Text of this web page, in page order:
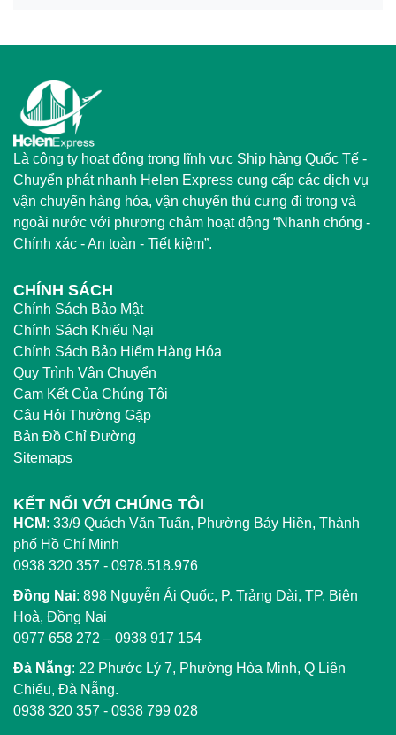
Là công ty hoạt động trong lĩnh vực Ship hàng Quốc Tế -
Chuyển phát nhanh Helen Express cung cấp các dịch vụ
vận chuyển hàng hóa, vận chuyển thú cưng đi trong và
ngoài nước với phương châm hoạt động “Nhanh chóng -
Chính xác - An toàn - Tiết kiệm”.
CHÍNH SÁCH
Chính Sách Bảo Mật
Chính Sách Khiếu Nại
Chính Sách Bảo Hiểm Hàng Hóa
Quy Trình Vận Chuyển
Cam Kết Của Chúng Tôi
Câu Hỏi Thường Gặp
Bản Đồ Chỉ Đường
Sitemaps
KẾT NỐI VỚI CHÚNG TÔI
HCM: 33/9 Quách Văn Tuấn, Phường Bảy Hiền, Thành
phố Hồ Chí Minh
0938 320 357 - 0978.518.976
Đồng Nai: 898 Nguyễn Ái Quốc, P. Trảng Dài, TP. Biên
Hoà, Đồng Nai
0977 658 272 – 0938 917 154
Đà Nẵng: 22 Phước Lý 7, Phường Hòa Minh, Q Liên
Chiểu, Đà Nẵng.
0938 320 357 - 0938 799 028